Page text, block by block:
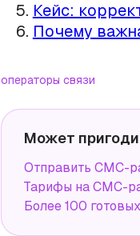
Кейс:
Почему
операторы связи
Может
Отправить СМС-
Тарифы на СМС-
Более 100